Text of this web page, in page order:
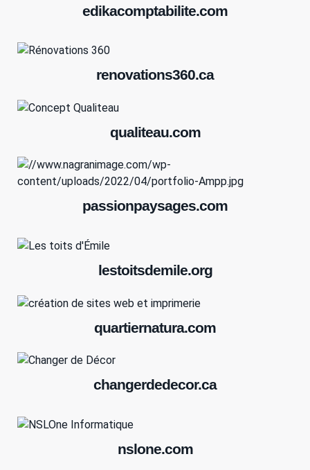
edikacomptabilite.com
renovations360.ca
qualiteau.com
passionpaysages.com
lestoitsdemile.org
quartiernatura.com
changerdedecor.ca
nslone.com